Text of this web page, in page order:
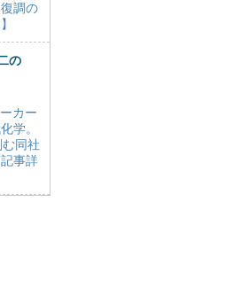
調の
の
カー
学。
同社
事詳